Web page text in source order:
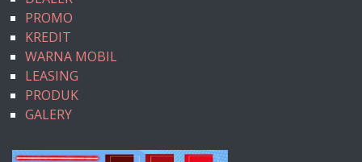
PROMO
KREDIT
WARNA MOBIL
LEASING
PRODUK
GALERY